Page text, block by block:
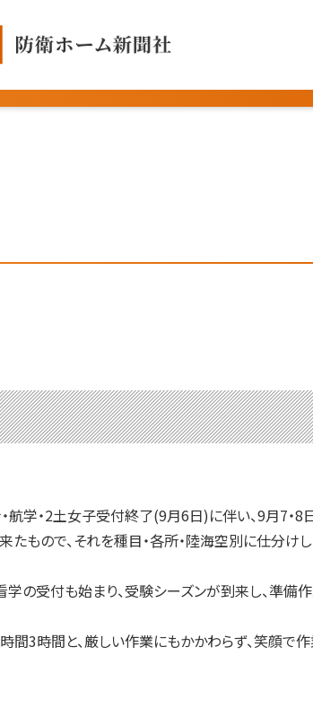
学・2土女子受付終了(9月6日)に伴い、9月7・8
もので、それを種目・各所・陸海空別に仕分
の受付も始まり、受験シーズンが到来し、準
3時間と、厳しい作業にもかかわらず、笑顔で作